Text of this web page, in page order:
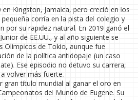
en Kingston, Jamaica, pero creció en los
corría en la pista del colegio y
por su rapidez natural. En 2019 ganó el
de EE.UU., y al año siguiente se
Olímpicos de Tokio, aunque fue
de la política antidopaje (un caso
Ese episodio no detuvo su carrera;
volver más fuerte.
gran título mundial al ganar el oro en
del Mundo de Eugene. Su